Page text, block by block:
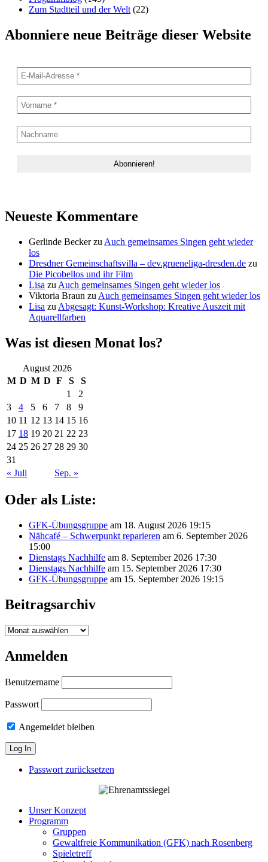
Zum Stadtteil und der Welt (22)
Abonniere neue Beiträge dieser Website
Neueste Kommentare
Gerlinde Beckerzu Auch gemeinsames Singen geht wieder
los
Dresdner Gemeinschaftsvilla – dev.grueneliga-dresden.de zu
Die Picobellos und ihr Film
Lisa zu Auch gemeinsames Singen geht wieder los
Viktoria Braun zu Auch gemeinsames Singen geht wieder los
Lisa zu Abgesagt: Kunst-Workshop: Kreative Auszeit mit
Aquarellfarben
Was ist diesen Monat los?
August 2026
M D M D F S
S
1
2
3
4 5 6 7 8
9
10 11 12 13 14 15 16
17 18 19 20 21 22 23
24 25 26 27 28 29 30
31
« Juli
Sep. »
Oder als Liste:
GFK-Übungsgruppe am 18. August 2026 19:15
Nähcafé – Schwerpunkt reparieren am 6. September 2026
15:00
Dienstags Nachhilfe am 8. September 2026 17:30
Dienstags Nachhilfe am 15. September 2026 17:30
GFK-Übungsgruppe am 15. September 2026 19:15
Beitragsarchiv
Beitragsarchiv
Anmelden
Benutzername
Passwort
Angemeldet bleiben
Passwort zurücksetzen
Unser Konzept
Programm
Gruppen
Gewaltfreie Kommunikation (GFK) nach Rosenberg
Spieletreff